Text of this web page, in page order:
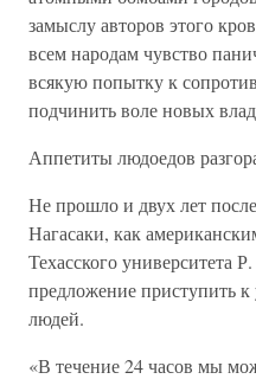
замыслу авторов этого
всем народам чувство
всякую попытку к
подчинить воле новых
Аппетиты людоедов
Не прошло и двух лет
Нагасаки, как
Техасского университета
предложение приступить
людей.
«В течение 24 часов мы